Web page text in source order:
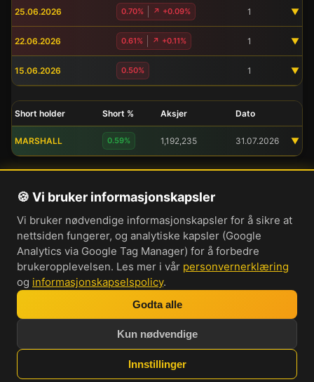
25.06.2026 0.70% ↗ +0.09% 1 ▼
22.06.2026 0.61% ↗ +0.11% 1 ▼
15.06.2026 0.50% 1 ▼
Short holder Short % Aksjer Dato
MARSHALL 0.59% 1,192,235 31.07.2026 ▼
Om oss
Personvernerklæring
Informasjonskapsler
Brukervilkår
Cookie-innstillinger
Investorprat 2026. Norsk forum og
markedsinformasjon.
🍪 Vi bruker informasjonskapsler
Vi bruker nødvendige informasjonskapsler for å sikre at
nettsiden fungerer, og analytiske kapsler (Google
Analytics via Google Tag Manager) for å forbedre
brukeropplevelsen. Les mer i vår personvernerklæring
og informasjonskapselspolicy.
Godta alle
Kun nødvendige
Innstillinger